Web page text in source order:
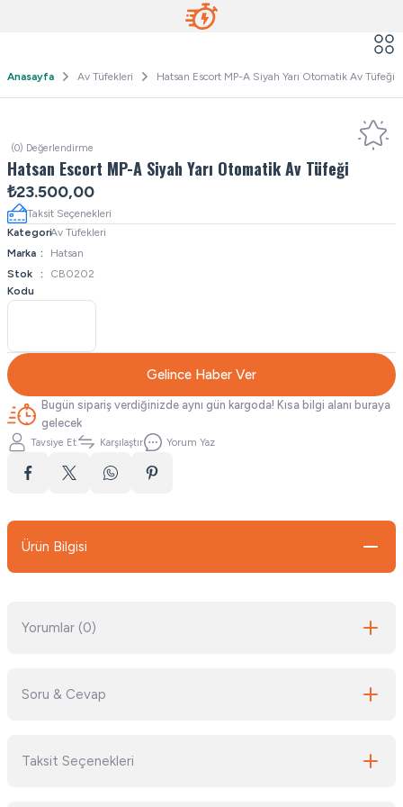
Anasayfa Av Tüfekleri Hatsan Escort MP-A Siyah Yarı Otomatik Av Tüfeği
(0) Değerlendirme
Hatsan Escort MP-A Siyah Yarı Otomatik Av Tüfeği
₺23.500,00
Taksit Seçenekleri
KategoriAv Tüfekleri
Marka
Hatsan
Stok
Kodu
CB0202
Gelince Haber Ver
Bugün sipariş verdiğinizde aynı gün kargoda! Kısa bilgi alanı buraya
gelecek
Tavsiye Et Karşılaştır Yorum Yaz
Ürün Bilgisi
Yorumlar (0)
Soru & Cevap
Taksit Seçenekleri